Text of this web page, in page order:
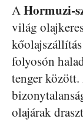
AHormuzi-
világ
folyosón
tenger
olajárak